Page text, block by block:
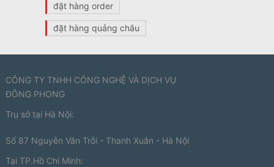
đặt hàng order
đặt hàng quảng châu
CÔNG TY TNHH CÔNG NGHỆ VÀ DỊCH VỤ
ĐÔNG PHONG
Trụ sở tại Hà Nội:
Số 87 Nguyễn Văn Trỗi - Thanh Xuân - Hà Nội
Tại TP.Hồ Chí Minh: